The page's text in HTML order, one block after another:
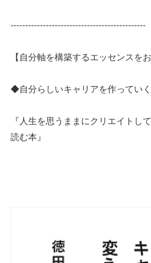
----------------------------------------------
【自分軸を構築するエッセンスをお
◆自分らしいキャリアを作ってい
『人生を思うままにクリエイトし
読む本』